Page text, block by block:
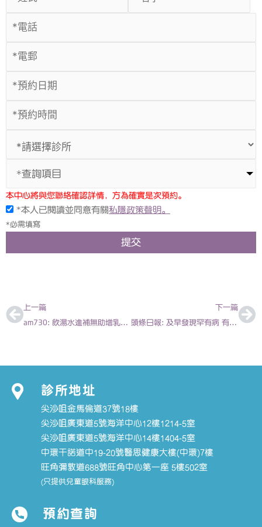
*查詢項目
本中心將與您聯絡確認詳情，方為確實是次預約。
*本人已閱讀並同意有關私隱政策聲明。
*必需填寫
提交
上一篇
am730: 飲湯水進補無助增乳汁 四成母乳不足棄餵哺 2012-07-27 | 陳欣永醫生
下一篇
頭條日報: 及早發現罕有病 有助改善病情 2013-02-20 | 陳欣永醫生
診所地址
尖沙咀金馬倫道37號18樓
尖沙咀廣東道5號海洋中心12樓1214-5室
尖沙咀廣東道5號海洋中心14樓1404-5室
中環干諾道中19-20號醫思健康大樓(中環)7樓
旺角彌敦道688號旺角中心第一座 5樓502室
(只提供兒童眼科服務)
預約查詢